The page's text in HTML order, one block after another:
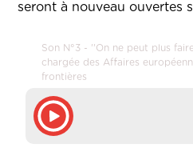
seront à nouveau ouvertes
Son N°3 - ''On ne peut plus
chargée des Affaires
frontières